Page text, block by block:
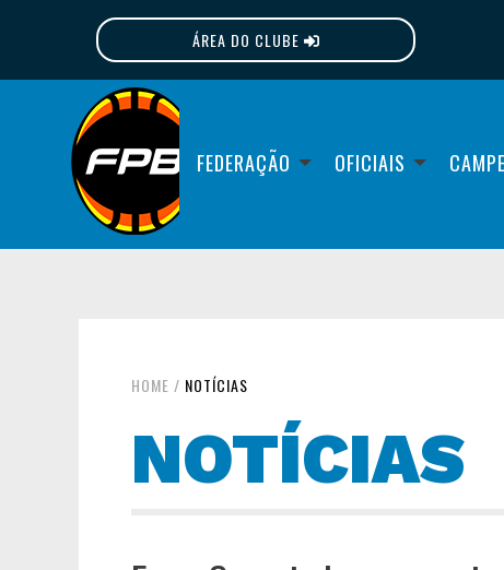
ÁREA DO CLUBE
FEDERAÇÃO OFICIAIS
HOME / NOTÍCIAS
NOTÍCIAS